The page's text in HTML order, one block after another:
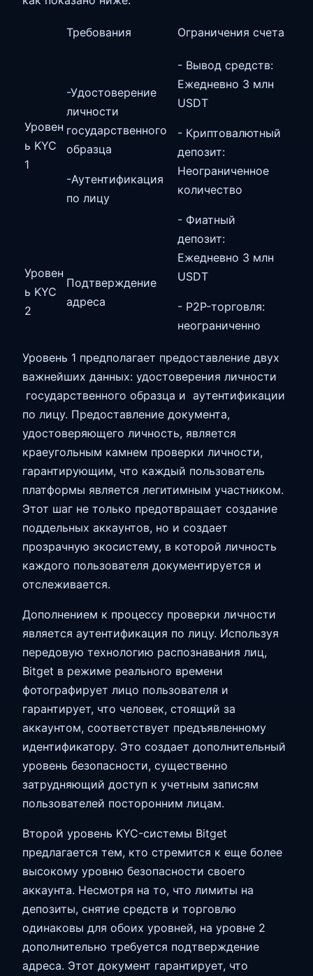
Требования Ограничения счета
Уровен
ь KYC
1
-Удостоверение
личности
государственного
образца
-Аутентификация
по лицу
- Вывод средств:
Ежедневно 3 млн
USDT
- Криптовалютный
депозит:
Неограниченное
количество
- Фиатный
депозит:
Ежедневно 3 млн
USDT
- P2P-торговля:
неограниченно
Уровен
ь KYC
2
Подтверждение
адреса
Уровень 1 предполагает предоставление двух
важнейших данных: удостоверения личности
государственного образца и аутентификации
по лицу. Предоставление документа,
удостоверяющего личность, является
краеугольным камнем проверки личности,
гарантирующим, что каждый пользователь
платформы является легитимным участником.
Этот шаг не только предотвращает создание
поддельных аккаунтов, но и создает
прозрачную экосистему, в которой личность
каждого пользователя документируется и
отслеживается.
Дополнением к процессу проверки личности
является аутентификация по лицу. Используя
передовую технологию распознавания лиц,
Bitget в режиме реального времени
фотографирует лицо пользователя и
гарантирует, что человек, стоящий за
аккаунтом, соответствует предъявленному
идентификатору. Это создает дополнительный
уровень безопасности, существенно
затрудняющий доступ к учетным записям
пользователей посторонним лицам.
Второй уровень KYC-системы Bitget
предлагается тем, кто стремится к еще более
высокому уровню безопасности своего
аккаунта. Несмотря на то, что лимиты на
депозиты, снятие средств и торговлю
одинаковы для обоих уровней, на уровне 2
дополнительно требуется подтверждение
адреса. Этот документ гарантирует, что